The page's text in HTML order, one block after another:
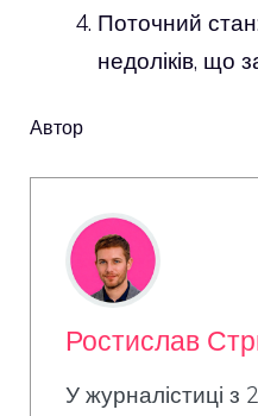
Поточний
недоліків, що
Автор
Ростислав
У журналістиці з